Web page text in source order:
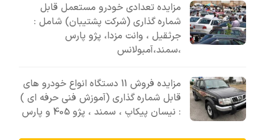
مزایده تعدادی خودرو مستعمل قابل
شماره گذاری (شرکت پشتیبان) شامل :
جرثقیل ، وانت مزدا، پژو پارس
،سمند،آمبولانس
مزایده فروش 11 دستگاه انواع خودرو های
قابل شماره گذاری (آموزش فنی حرفه ای )
: نیسان پیکاپ ، سمند ، پژو 405 و پارس